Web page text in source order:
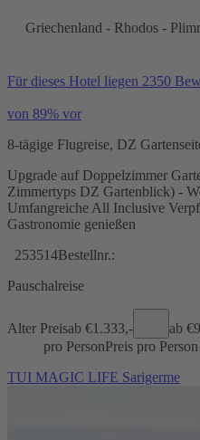
Griechenland - Rhodos -
Für dieses Hotel liegen 2350
von 89% vor
8-tägige Flugreise, DZ
Upgrade auf Doppelzimmer
Zimmertyps DZ Gartenblick) -
Umfangreiche All Inclusive
Gastronomie genießen
253514Bestellnr.:
Pauschalreise
Alter Preisab €1.333,- ab €
pro PersonPreis pro Person
TUI MAGIC LIFE Sarigerme